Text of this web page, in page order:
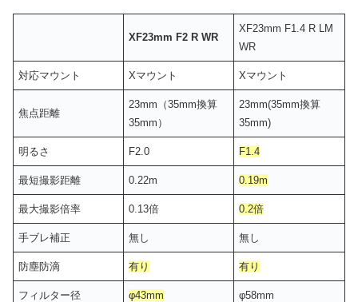
XF23mm F2 R WR
XF23mm F1.4 R LM
WR
対応マウント Xマウント Xマウント
焦点距離
23mm（35mm換算
35mm）
23mm(35mm換算
35mm)
明るさ F2.0 F1.4
最短撮影距離 0.22m 0.19m
最大撮影倍率 0.13倍 0.2倍
手ブレ補正 無し 無し
防塵防滴 有り 有り
フィルター径 φ43mm φ58mm